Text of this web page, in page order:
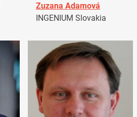
Zuzana Adamová
INGENIUM Slovakia